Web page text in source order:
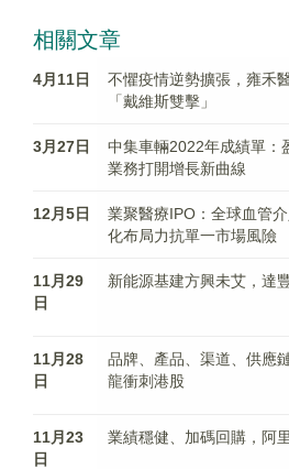
相關文章
4月11日
不懼疫情逆勢擴張，雍禾
「戴維斯雙擊」
3月27日
中集車輛2022年成績單：
業務打開增長新曲線
12月5日
業聚醫療IPO：全球血管
化布局力抗單一市場風險
11月29
日
新能源基建方興未艾，達
11月28
日
品牌、產品、渠道、供應
龍衝刺港股
11月23
日
業績穩健、加碼回購，阿